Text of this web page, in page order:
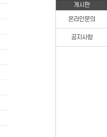
게시판
온라인문의
공지사항